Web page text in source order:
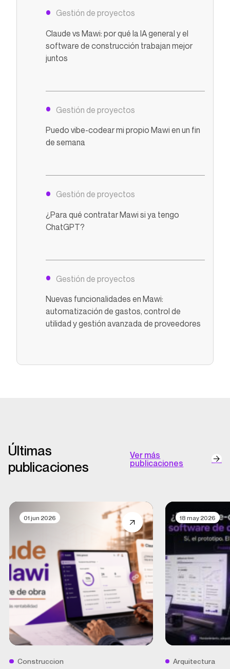
Gestión de proyectos
Claude vs Mawi: por qué la IA general y el
software de construcción trabajan mejor
juntos
Gestión de proyectos
Puedo vibe-codear mi propio Mawi en un fin
de semana
Gestión de proyectos
¿Para qué contratar Mawi si ya tengo
ChatGPT?
Gestión de proyectos
Nuevas funcionalidades en Mawi:
automatización de gastos, control de
utilidad y gestión avanzada de proveedores
Últimas
publicaciones
Ver más
publicaciones
01 jun 2026
Construccion
18 may 2026
Arquitectura